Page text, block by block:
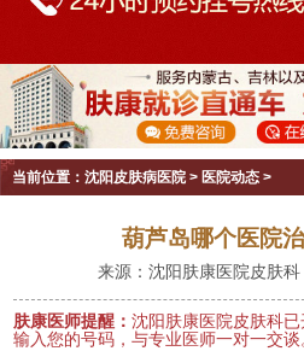
当前位置： 沈阳皮肤病医院> 医院动态>
葫芦岛哪个医院
来源：沈阳肤康医院皮肤科
肤康医师提醒：沈阳肤康医院皮肤科
输入您的号码，与专业医师一对一交谈